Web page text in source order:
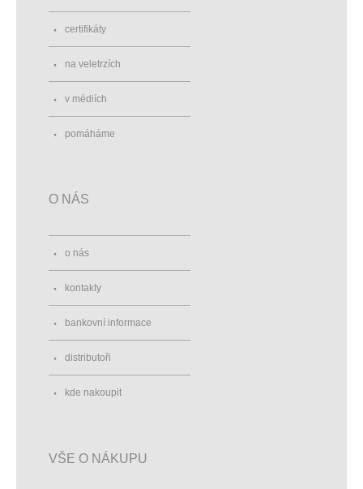
certifikáty
na veletrzích
v médiích
pomáháme
O NÁS
o nás
kontakty
bankovní informace
distributoři
kde nakoupit
VŠE O NÁKUPU